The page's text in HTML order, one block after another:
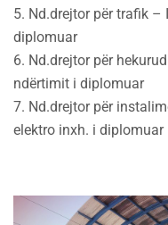
5. Nd.drejtor për trafik –
diplomuar
6. Nd.drejtor për
ndërtimit i diplomuar
7. Nd.drejtor për
elektro inxh. i diplomuar